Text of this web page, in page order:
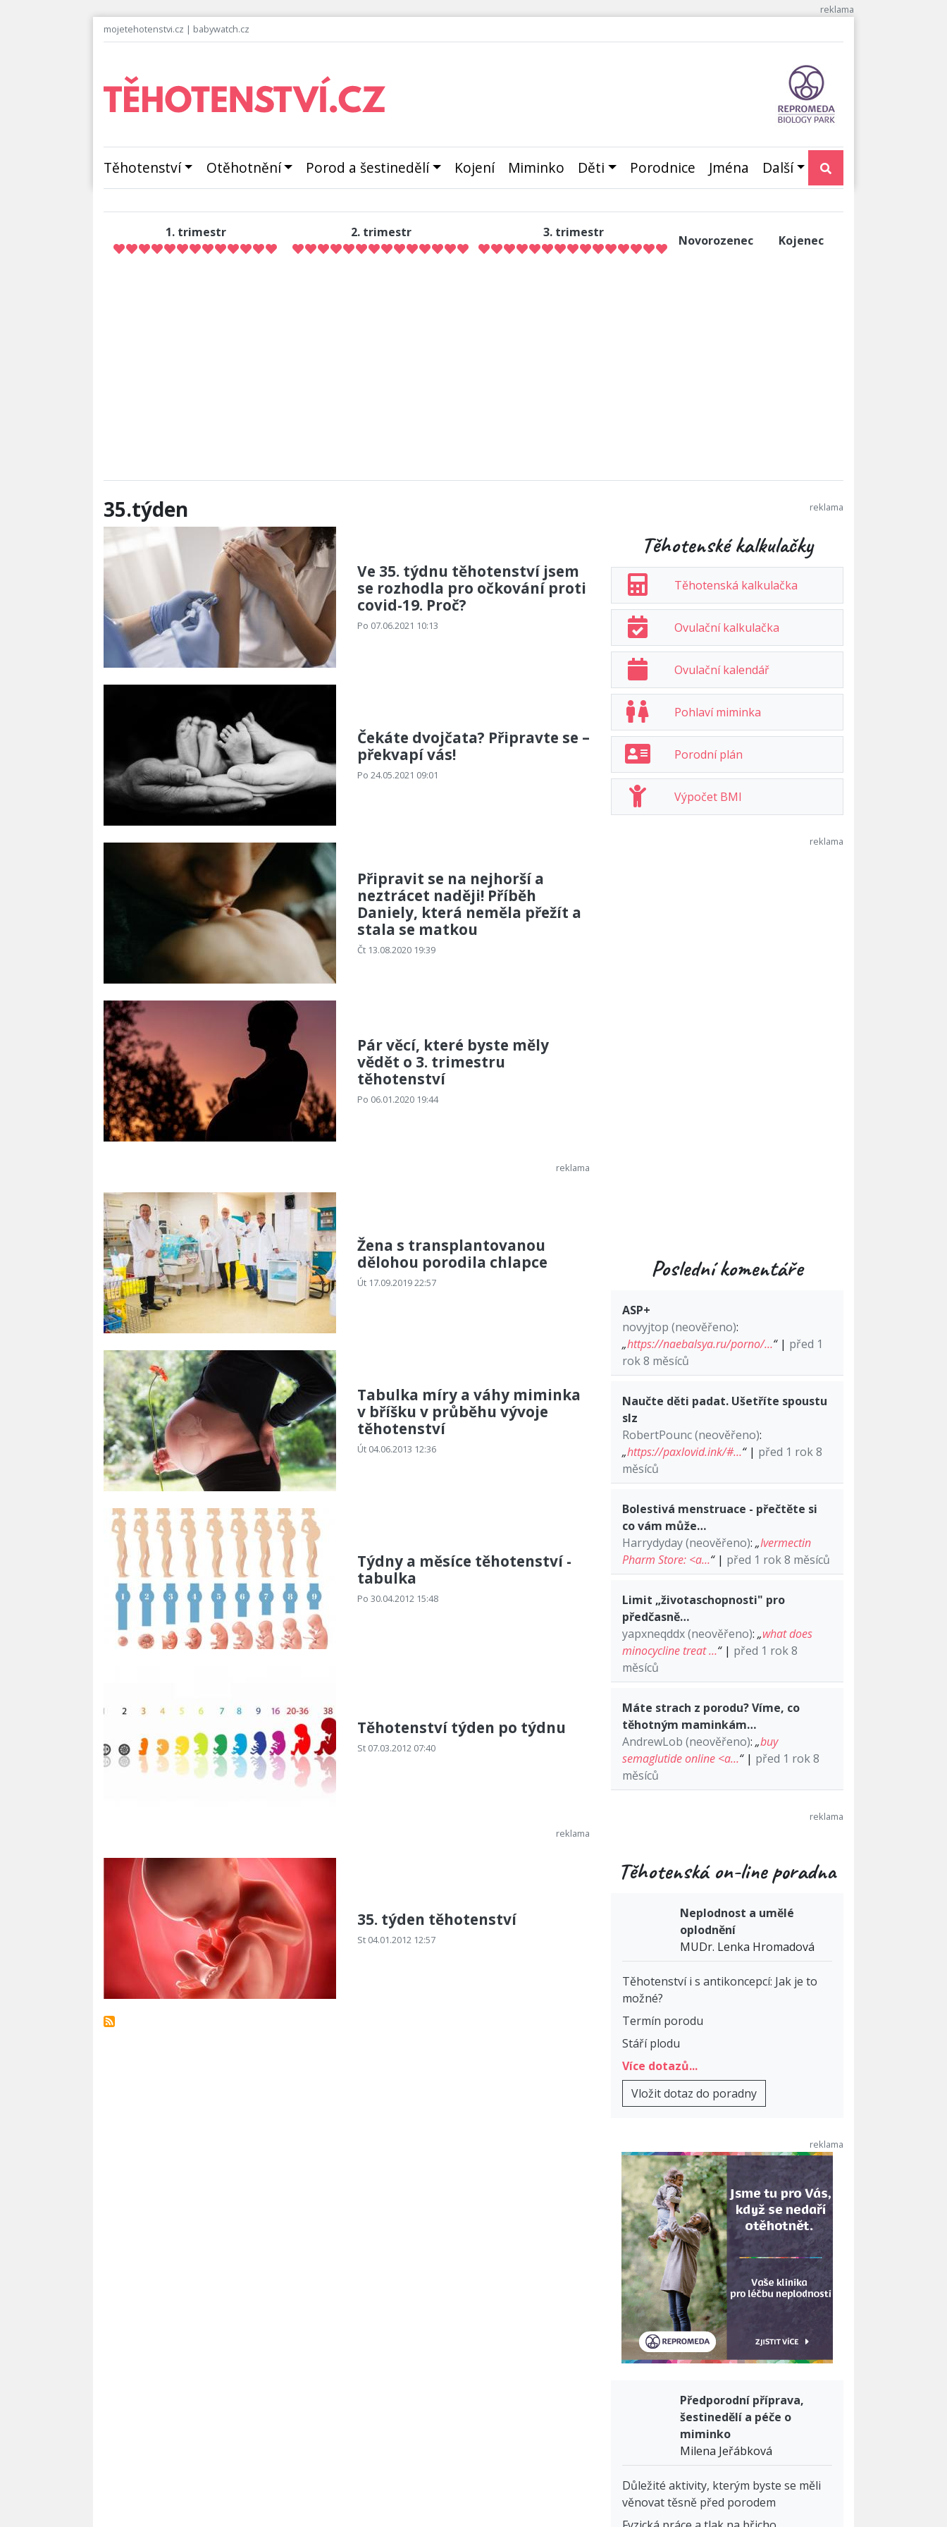
mojetehotenstvi.cz | babywatch.cz
Těhotenství Otěhotnění Porod a šestinedělí Kojení Miminko Děti Porodnice Jména Další
1. trimestr 2. trimestr 3. trimestr
Novorozenec Kojenec
35.týden
Ve 35. týdnu těhotenství jsem
se rozhodla pro očkování proti
covid-19. Proč?
Po 07.06.2021 10:13
Čekáte dvojčata? Připravte se –
překvapí vás!
Po 24.05.2021 09:01
Připravit se na nejhorší a
neztrácet naději! Příběh
Daniely, která neměla přežít a
stala se matkou
Čt 13.08.2020 19:39
Pár věcí, které byste měly
vědět o 3. trimestru
těhotenství
Po 06.01.2020 19:44
Žena s transplantovanou
dělohou porodila chlapce
Út 17.09.2019 22:57
Tabulka míry a váhy miminka
v bříšku v průběhu vývoje
těhotenství
Út 04.06.2013 12:36
Týdny a měsíce těhotenství -
tabulka
Po 30.04.2012 15:48
Těhotenství týden po týdnu
St 07.03.2012 07:40
35. týden těhotenství
St 04.01.2012 12:57
Těhotenské kalkulačky
Těhotenská kalkulačka
Ovulační kalkulačka
Ovulační kalendář
Pohlaví miminka
Porodní plán
Výpočet BMI
Poslední komentáře
ASP+
novyjtop (neověřeno):
„https://naebalsya.ru/porno/…“| před 1
rok 8 měsíců
Naučte děti padat. Ušetříte spoustu
slz
RobertPounc (neověřeno):
„https://paxlovid.ink/#…“| před 1 rok 8
měsíců
Bolestivá menstruace - přečtěte si
co vám může…
Harrydyday (neověřeno): „Ivermectin
Pharm Store: <a…“| před 1 rok 8 měsíců
Limit „životaschopnosti" pro
předčasně…
yapxneqddx (neověřeno): „what does
minocycline treat …“| před 1 rok 8
měsíců
Máte strach z porodu? Víme, co
těhotným maminkám…
AndrewLob (neověřeno): „buy
semaglutide online <a…“| před 1 rok 8
měsíců
Těhotenská on-line poradna
Neplodnost a umělé
oplodnění
MUDr. Lenka Hromadová
Těhotenství i s antikoncepcí: Jak je to
možné?
Termín porodu
Stáří plodu
Více dotazů...
Vložit dotaz do poradny
Předporodní příprava,
šestinedělí a péče o
miminko
Milena Jeřábková
Důležité aktivity, kterým byste se měli
věnovat těsně před porodem